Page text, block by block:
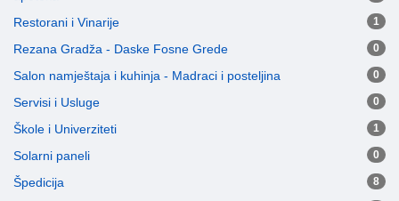
Restorani i Vinarije 1
Rezana Gradža - Daske Fosne Grede 0
Salon namještaja i kuhinja - Madraci i posteljina 0
Servisi i Usluge 0
Škole i Univerziteti 1
Solarni paneli 0
Špedicija 8